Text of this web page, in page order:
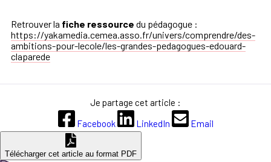
Retrouver la fiche ressource du pédagogue :
https://yakamedia.cemea.asso.fr/univers/comprendre/des-
ambitions-pour-lecole/les-grandes-pedagogues-edouard-
claparede
Je partage cet article :
Facebook
LinkedIn Email
Télécharger cet article au format PDF